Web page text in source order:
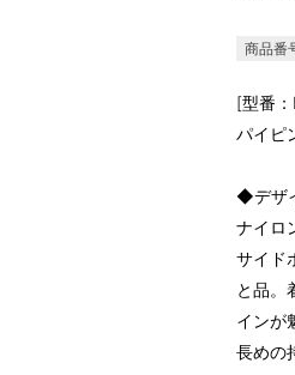
商品番
[型番
パイピ
◆デザ
ナイロ
サイド
と品。
インが
長めの